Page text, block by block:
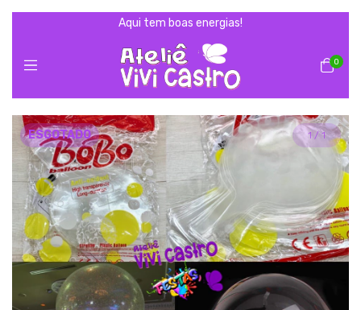
Aqui tem boas energias!
0
ESGOTADO 1 / 1